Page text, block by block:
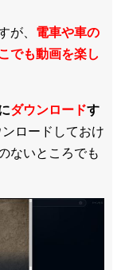
が、 電車や車の
でも動画を楽し
ダウンロードす
ロードしておけ
ないところでも